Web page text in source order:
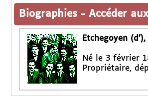
Biographies - Accéder
Etchegoyen
Né le 3 février
Propriétaire,